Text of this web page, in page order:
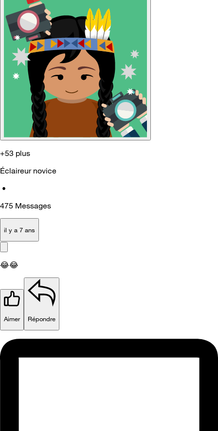
+53 plus
Éclaireur novice
•
475 Messages
il y a 7 ans
😂😂
Aimer Répondre